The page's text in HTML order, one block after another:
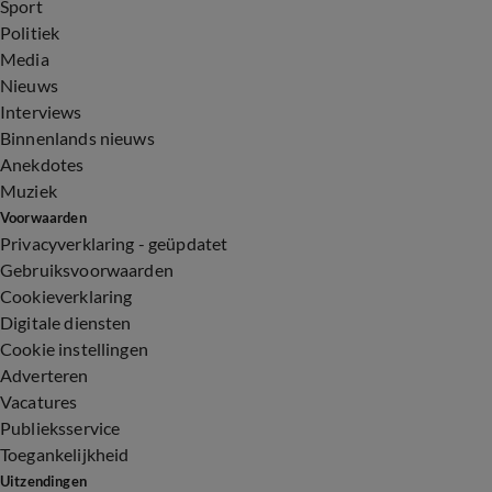
Sport
Politiek
Media
Nieuws
Interviews
Binnenlands nieuws
Anekdotes
Muziek
Voorwaarden
Privacyverklaring - geüpdatet
Gebruiksvoorwaarden
Cookieverklaring
Digitale diensten
Cookie instellingen
Adverteren
Vacatures
Publieksservice
Toegankelijkheid
Uitzendingen